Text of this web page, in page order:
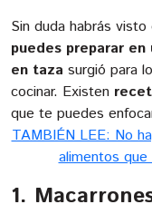
Sin duda habrás
puedes preparar en
en taza surgió para
cocinar. Existen
que te puedes
TAMBIÉN LEE: No
alimentos
1.